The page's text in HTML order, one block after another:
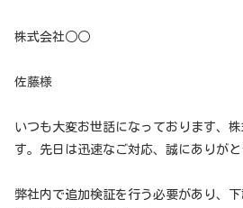
株式会社○○
佐藤様
いつも大変お世話になっております、
す。先日は迅速なご対応、誠にありがと
弊社内で追加検証を行う必要があり、